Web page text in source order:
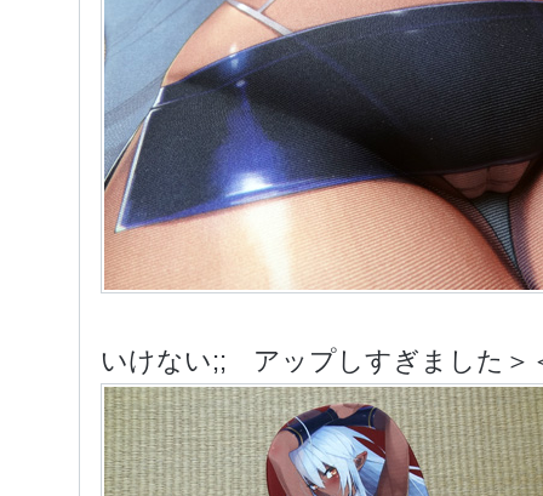
いけない;; アップしすぎました